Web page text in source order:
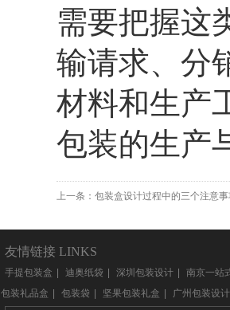
需要把握这
输请求、分
材料和生产
包装的生产
上一条： 包装盒设计过程中的三个注意
友情链接 LINKS
手提包装盒 迪奥纸袋 深圳包装设计
南京一站
包装礼品盒
包装袋 坚果包装礼盒 广州包装设计